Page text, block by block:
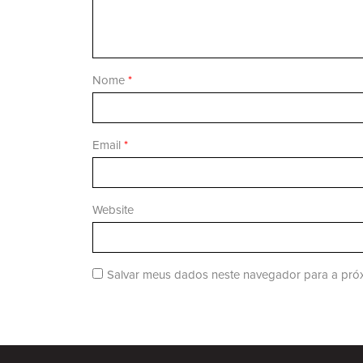
Nome *
Email *
Website
Salvar meus dados neste navegador para a